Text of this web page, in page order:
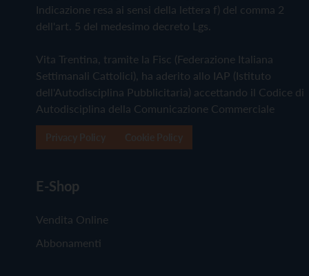
Indicazione resa ai sensi della lettera f) del comma 2
dell'art. 5 del medesimo decreto Lgs.
Vita Trentina, tramite la Fisc (Federazione Italiana
Settimanali Cattolici), ha aderito allo IAP (Istituto
dell'Autodisciplina Pubblicitaria) accettando il Codice di
Autodisciplina della Comunicazione Commerciale
E-Shop
Vendita Online
Abbonamenti